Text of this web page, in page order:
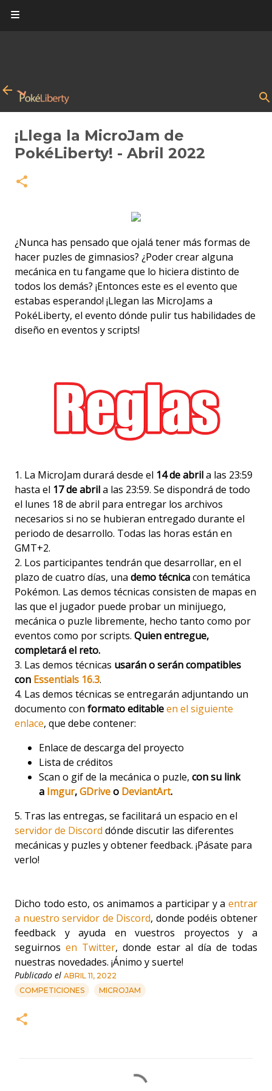
¡Llega la MicroJam de
PokéLiberty! - Abril 2022
¿Nunca has pensado que ojalá tener más formas de
hacer puzles de gimnasios? ¿Poder crear alguna
mecánica en tu fangame que lo hiciera distinto de
todos los demás? ¡Entonces este es el evento que
estabas esperando! ¡Llegan las MicroJams a
PokéLiberty, el evento dónde pulir tus habilidades de
diseño en eventos y scripts!
1. La MicroJam durará desde el 14 de abrila las 23:59
hasta el 17 de abrila las 23:59. Se dispondrá de todo
el lunes 18 de abril para entregar los archivos
necesarios si no se hubieran entregado durante el
periodo de desarrollo. Todas las horas están en
GMT+2.
2. Los participantes tendrán que desarrollar, en el
plazo de cuatro días, una demo técnicacon temática
Pokémon. Las demos técnicas consisten de mapas en
las que el jugador puede probar un minijuego,
mecánica o puzle libremente, hecho tanto como por
eventos como por scripts. Quien entregue,
completará el reto.
3. Las demos técnicas usarán o serán compatibles
con Essentials 16.3.
4. Las demos técnicas se entregarán adjuntando un
documento con formato editableen el siguiente
enlace, que debe contener:
Enlace de descarga del proyecto
Lista de créditos
Scan o gif de la mecánica o puzle, con su link
a Imgur,GDriveo DeviantArt.
5. Tras las entregas, se facilitará un espacio en el
servidor de Discord dónde discutir las diferentes
mecánicas y puzles y obtener feedback. ¡Pásate para
verlo!
Dicho todo esto, os animamos a participar y a entrar
a nuestro servidor de Discord, donde podéis obtener
feedback y ayuda en vuestros proyectos y a
seguirnosen Twitter, donde estar al día de todas
nuestras novedades. ¡Ánimo y suerte!
Publicado el ABRIL 11, 2022
COMPETICIONES
MICROJAM